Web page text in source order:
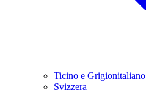
Ticino e Grigionitaliano
Svizzera